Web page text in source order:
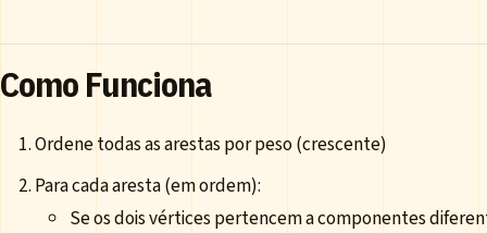
Como Funciona
Ordene todas as arestas por peso (crescente)
Para cada aresta (em ordem):
Se os dois vértices pertencem a componentes